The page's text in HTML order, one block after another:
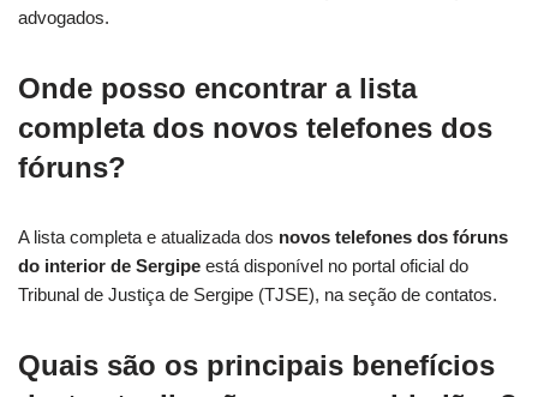
advogados.
Onde posso encontrar a lista
completa dos novos telefones dos
fóruns?
A lista completa e atualizada dos novos telefones dos fóruns
do interior de Sergipe está disponível no portal oficial do
Tribunal de Justiça de Sergipe (TJSE), na seção de contatos.
Quais são os principais benefícios